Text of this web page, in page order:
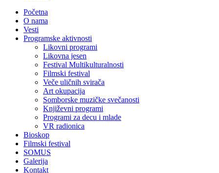
Početna
O nama
Vesti
Programske aktivnosti
Likovni programi
Likovna jesen
Festival Multikulturalnosti
Filmski festival
Veče uličnih svirača
Art okupacija
Somborske muzičke svečanosti
Književni programi
Programi za decu i mlade
VR radionica
Bioskop
Filmski festival
SOMUS
Galerija
Kontakt